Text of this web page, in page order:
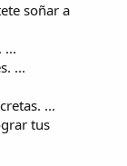
soñar a
...
...
...
tus